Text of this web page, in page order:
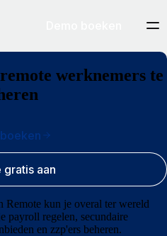
werknemers te
kun je overal ter wereld
payroll regelen, secundaire
en zzp'ers beheren.
gratis aan